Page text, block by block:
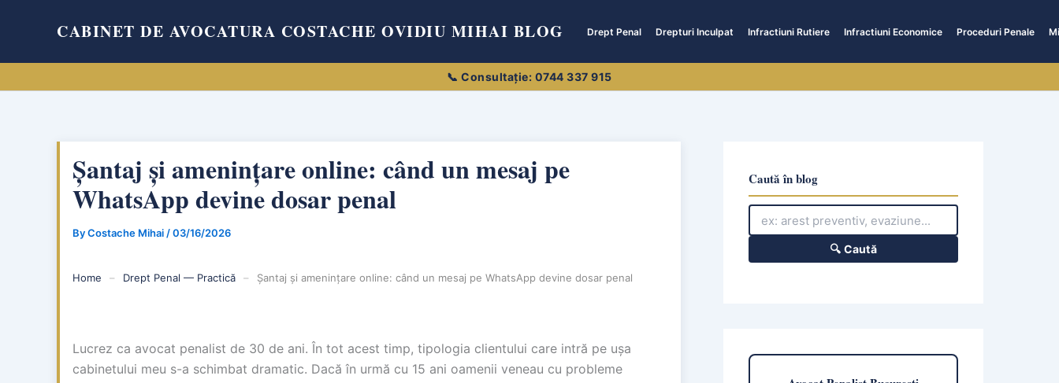
CABINET DE AVOCATURA COSTACHE OVIDIU MIHAI BLOG Drept Penal Drepturi Inculpat Infractiuni Rutiere Infractiuni Economice Proceduri Penale
Șantaj și amenințare online: când un mesaj pe
WhatsApp devine dosar penal
ByCostache Mihai /03/16/2026
Home – Drept Penal — Practică – Șantaj și amenințare online: când un mesaj pe WhatsApp devine dosar penal
Lucrez ca avocat penalist de 30 de ani. În tot acest timp, tipologia clientului care intră pe ușa
cabinetului meu s-a schimbat dramatic. Dacă în urmă cu 15 ani oamenii veneau cu probleme
Caută în blog
🔍 Caută